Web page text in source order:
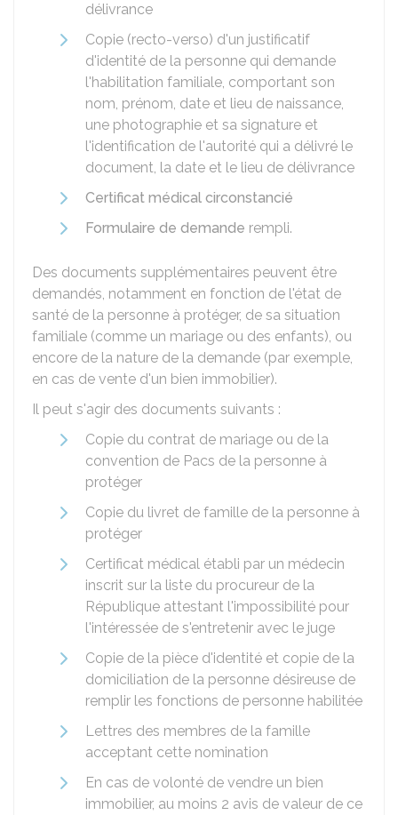
délivrance
Copie (recto-verso) d'un justificatif
d'identité de la personne qui demande
l'habilitation familiale, comportant son
nom, prénom, date et lieu de naissance,
une photographie et sa signature et
l'identification de l'autorité qui a délivré le
document, la date et le lieu de délivrance
Certificat médical circonstancié
Formulaire de demande rempli.
Des documents supplémentaires peuvent être
demandés, notamment en fonction de l'état de
santé de la personne à protéger, de sa situation
familiale (comme un mariage ou des enfants), ou
encore de la nature de la demande (par exemple,
en cas de vente d'un bien immobilier).
Il peut s'agir des documents suivants :
Copie du contrat de mariage ou de la
convention de Pacs de la personne à
protéger
Copie du livret de famille de la personne à
protéger
Certificat médical établi par un médecin
inscrit sur la liste du procureur de la
République attestant l'impossibilité pour
l'intéressée de s'entretenir avec le juge
Copie de la pièce d'identité et copie de la
domiciliation de la personne désireuse de
remplir les fonctions de personne habilitée
Lettres des membres de la famille
acceptant cette nomination
En cas de volonté de vendre un bien
immobilier, au moins 2 avis de valeur de ce